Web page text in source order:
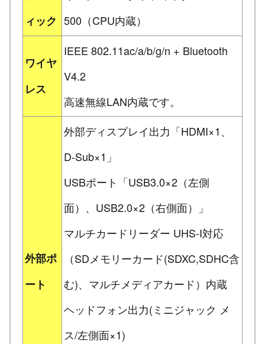
ィック 500（CPU内蔵）
ワイヤ
レス
IEEE 802.11ac/a/b/g/n + Bluetooth
V4.2
高速無線LAN内蔵です。
外部ポ
ート
外部ディスプレイ出力「HDMI×1、
D-Sub×1」
USBポート「USB3.0×2（左側
面）、USB2.0×2（右側面）」
マルチカードリーダー UHS-I対応
（SDメモリーカード(SDXC,SDHC含
む)、マルチメディアカード）内蔵
ヘッドフォン出力(ミニジャック メ
ス/左側面×1)